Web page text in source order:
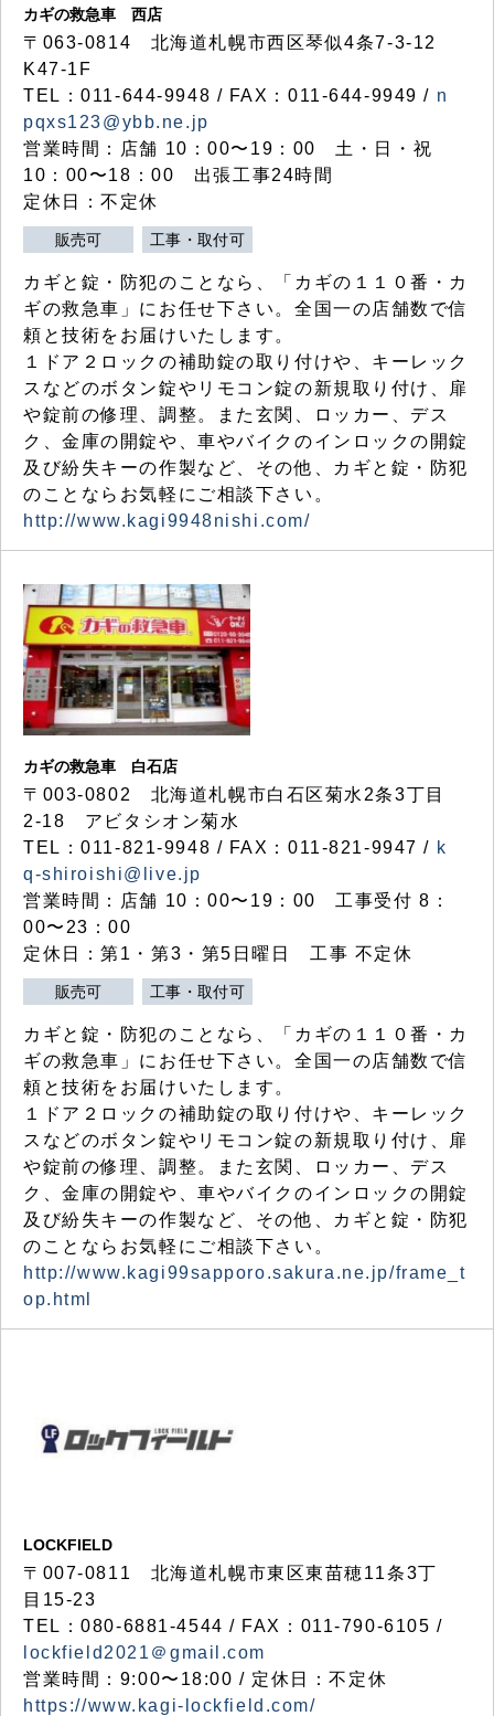
カギの救急車 西店
〒063-0814 北海道札幌市西区琴似4条7-3-12
K47-1F
TEL：011-644-9948 / FAX：011-644-9949 / n
pqxs123@ybb.ne.jp
営業時間：店舗 10：00〜19：00 土・日・祝
10：00〜18：00 出張工事24時間
定休日：不定休
販売可 工事・取付可
カギと錠・防犯のことなら、「カギの１１０番・カ
ギの救急車」にお任せ下さい。全国一の店舗数で信
頼と技術をお届けいたします。
１ドア２ロックの補助錠の取り付けや、キーレック
スなどのボタン錠やリモコン錠の新規取り付け、扉
や錠前の修理、調整。また玄関、ロッカー、デス
ク、金庫の開錠や、車やバイクのインロックの開錠
及び紛失キーの作製など、その他、カギと錠・防犯
のことならお気軽にご相談下さい。
http://www.kagi9948nishi.com/
カギの救急車 白石店
〒003-0802 北海道札幌市白石区菊水2条3丁目
2-18 アビタシオン菊水
TEL：011-821-9948 / FAX：011-821-9947 / k
q-shiroishi@live.jp
営業時間：店舗 10：00〜19：00 工事受付 8：
00〜23：00
定休日：第1・第3・第5日曜日 工事 不定休
販売可 工事・取付可
カギと錠・防犯のことなら、「カギの１１０番・カ
ギの救急車」にお任せ下さい。全国一の店舗数で信
頼と技術をお届けいたします。
１ドア２ロックの補助錠の取り付けや、キーレック
スなどのボタン錠やリモコン錠の新規取り付け、扉
や錠前の修理、調整。また玄関、ロッカー、デス
ク、金庫の開錠や、車やバイクのインロックの開錠
及び紛失キーの作製など、その他、カギと錠・防犯
のことならお気軽にご相談下さい。
http://www.kagi99sapporo.sakura.ne.jp/frame_t
op.html
LOCKFIELD
〒007-0811 北海道札幌市東区東苗穂11条3丁
目15-23
TEL：080-6881-4544 / FAX：011-790-6105 /
lockfield2021＠gmail.com
営業時間：9:00〜18:00 / 定休日：不定休
https://www.kagi-lockfield.com/